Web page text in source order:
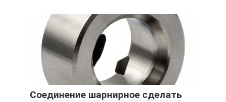
Соединение шарнирное сделать